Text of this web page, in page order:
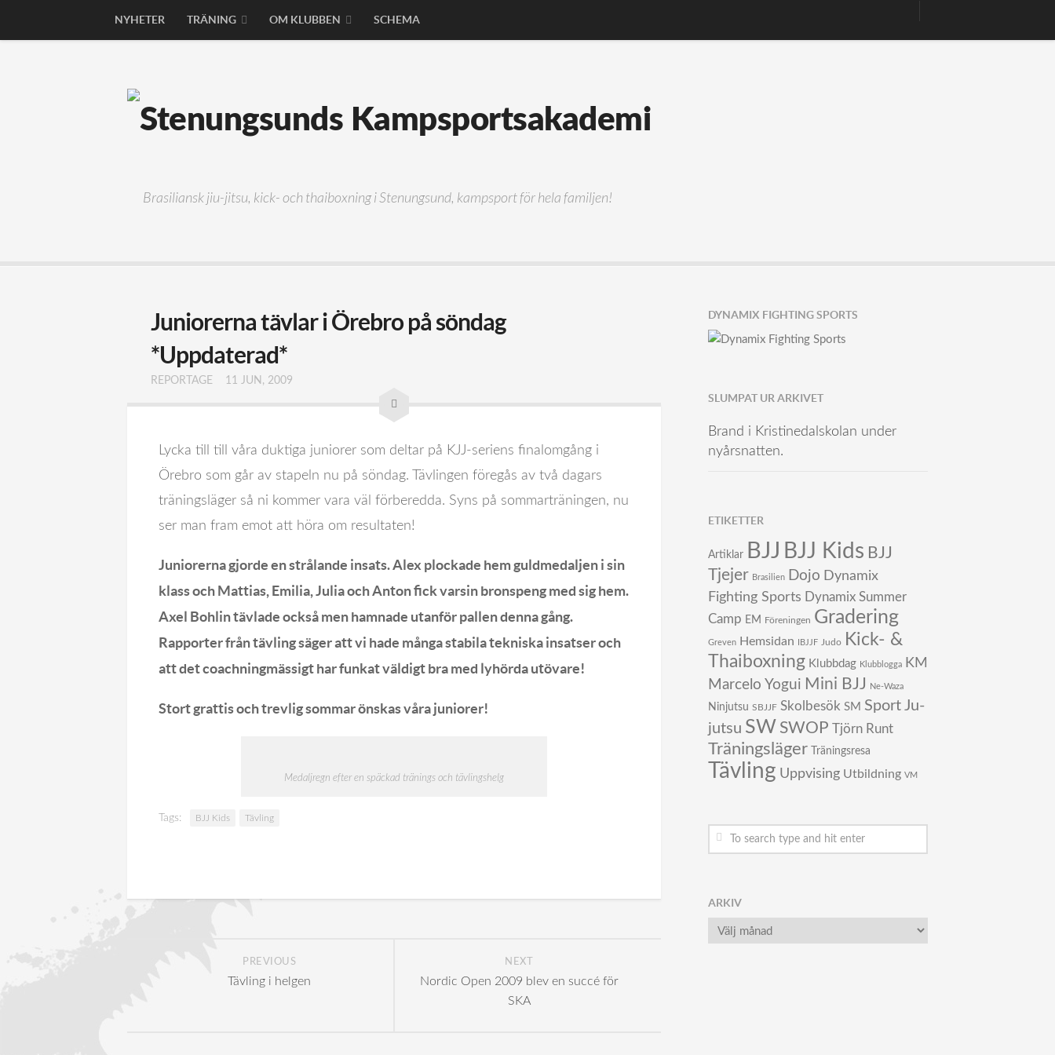
NYHETER TRÄNING OM KLUBBEN SCHEMA
Brasiliansk jiu-jitsu, kick- och thaiboxning i Stenungsund, kampsport för hela familjen!
Juniorerna tävlar i Örebro på söndag
*Uppdaterad*
REPORTAGE 11 JUN, 2009
Lycka till till våra duktiga juniorer som deltar på KJJ-seriens finalomgång i
Örebro som går av stapeln nu på söndag. Tävlingen föregås av två dagars
träningsläger så ni kommer vara väl förberedda. Syns på sommarträningen, nu
ser man fram emot att höra om resultaten!
Juniorerna gjorde en strålande insats. Alex plockade hem guldmedaljen i sin
klass och Mattias, Emilia, Julia och Anton fick varsin bronspeng med sig hem.
Axel Bohlin tävlade också men hamnade utanför pallen denna gång.
Rapporter från tävling säger att vi hade många stabila tekniska insatser och
att det coachningmässigt har funkat väldigt bra med lyhörda utövare!
Stort grattis och trevlig sommar önskas våra juniorer!
Medaljregn efter en späckad tränings och tävlingshelg
Tags: BJJ Kids Tävling
NEXT
Nordic Open 2009 blev en succé för
SKA
PREVIOUS
Tävling i helgen
DYNAMIX FIGHTING SPORTS
SLUMPAT UR ARKIVET
Brand i Kristinedalskolan under
nyårsnatten.
ETIKETTER
Artiklar BJJ BJJ Kids BJJ
Tjejer Brasilien Dojo Dynamix
Fighting Sports Dynamix Summer
Camp EM Föreningen Gradering
Greven Hemsidan IBJJF Judo
Kick- &
Thaiboxning Klubbdag Klubblogga
KM
Marcelo Yogui Mini BJJ Ne-Waza
Ninjutsu SBJJF Skolbesök SM Sport Ju-
jutsu SW SWOP Tjörn Runt
Träningsläger Träningsresa
Tävling Uppvising Utbildning VM
ARKIV
Arkiv